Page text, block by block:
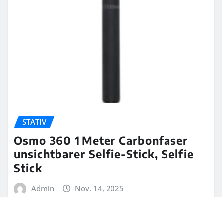
STATIV
Osmo 360 1 Meter Carbonfaser
unsichtbarer Selfie-Stick, Selfie
Stick
Admin Nov. 14, 2025